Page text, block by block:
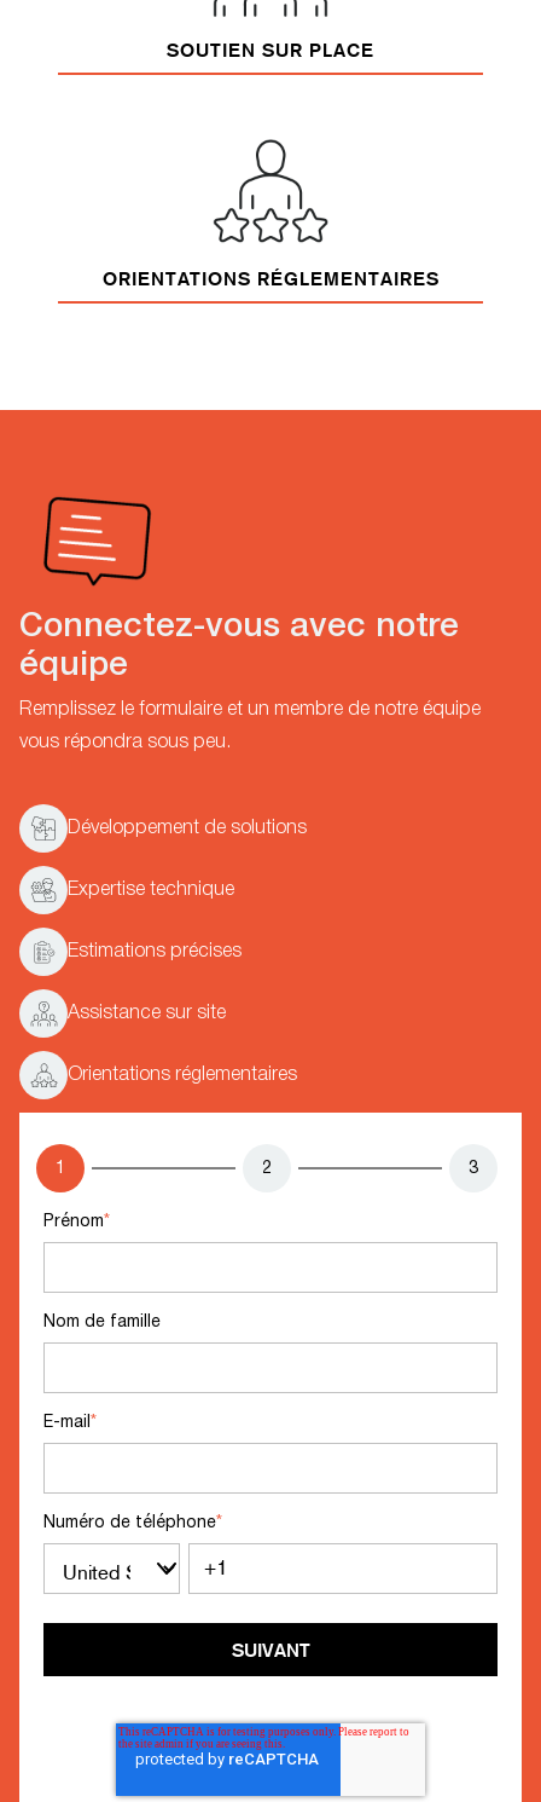
SOUTIEN SUR PLACE
ORIENTATIONS RÉGLEMENTAIRES
Connectez-vous avec notre
équipe
Remplissez le formulaire et un membre de notre équipe
vous répondra sous peu.
Développement de solutions
Expertise technique
Estimations précises
Assistance sur site
Orientations réglementaires
1 2 3
Prénom*
Nom de famille
E-mail *
Numéro de téléphone*
SUIVANT